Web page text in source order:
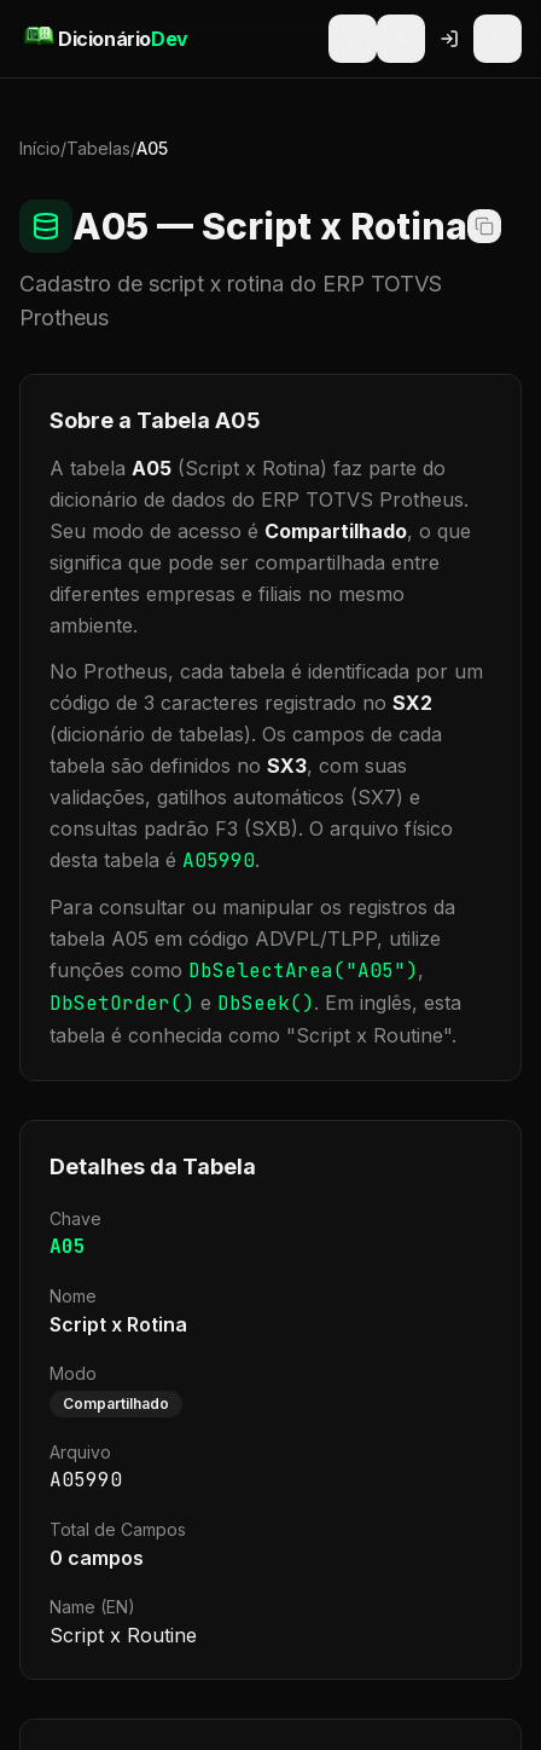
DicionárioDev
Início/Tabelas/A05
A05 — Script x Rotina
Cadastro de script x rotina do ERP TOTVS
Protheus
Sobre a Tabela A05
A tabela A05 (Script x Rotina) faz parte do
dicionário de dados do ERP TOTVS Protheus.
Seu modo de acesso é Compartilhado, o que
significa que pode ser compartilhada entre
diferentes empresas e filiais no mesmo
ambiente.
No Protheus, cada tabela é identificada por um
código de 3 caracteres registrado no SX2
(dicionário de tabelas). Os campos de cada
tabela são definidos no SX3, com suas
validações, gatilhos automáticos (SX7) e
consultas padrão F3 (SXB). O arquivo físico
desta tabela é A05990.
Para consultar ou manipular os registros da
tabela A05 em código ADVPL/TLPP, utilize
funções como DbSelectArea("A05"),
DbSetOrder() e DbSeek(). Em inglês, esta
tabela é conhecida como "Script x Routine".
Detalhes da Tabela
Chave
A05
Nome
Script x Rotina
Modo
Compartilhado
Arquivo
A05990
Total de Campos
0 campos
Name (EN)
Script x Routine